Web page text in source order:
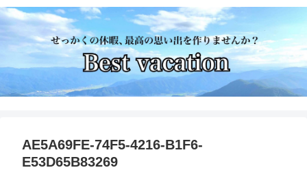
AE5A69FE-74F5-4216-B1F6-
E53D65B83269